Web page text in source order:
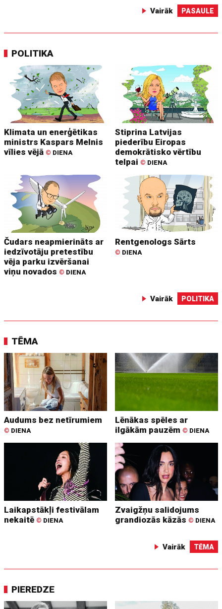
Vairāk PASAULE
POLITIKA
Klimata un enerģētikas
ministrs Kaspars Melnis
vīlies vējā © DIENA
Stiprina Latvijas
piederību Eiropas
demokrātisko vērtību
telpai © DIENA
Čudars neapmierināts ar
iedzīvotāju pretestību
vēja parku izvēršanai
viņu novados © DIENA
Rentgenologs Sārts
© DIENA
Vairāk POLITIKA
TĒMA
Audums bez netīrumiem
© DIENA
Lēnākas spēles ar
ilgākām pauzēm © DIENA
Laikapstākļi festivālam
nekaitē © DIENA
Zvaigžņu salidojums
grandiozās kāzās © DIENA
Vairāk TĒMA
PIEREDZE